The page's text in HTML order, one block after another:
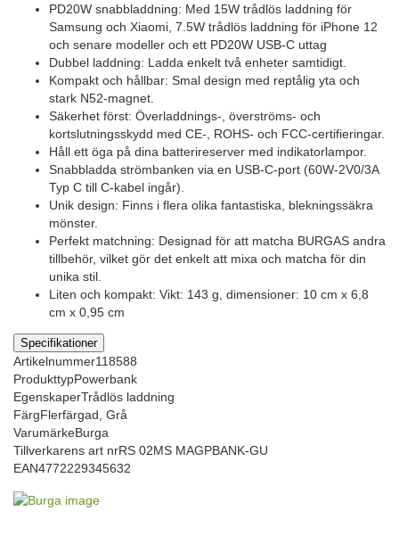
PD20W snabbladdning: Med 15W trådlös laddning för
Samsung och Xiaomi, 7.5W trådlös laddning för iPhone 12
och senare modeller och ett PD20W USB-C uttag
Dubbel laddning: Ladda enkelt två enheter samtidigt.
Kompakt och hållbar: Smal design med reptålig yta och
stark N52-magnet.
Säkerhet först: Överladdnings-, överströms- och
kortslutningsskydd med CE-, ROHS- och FCC-certifieringar.
Håll ett öga på dina batterireserver med indikatorlampor.
Snabbladda strömbanken via en USB-C-port (60W-2V0/3A
Typ C till C-kabel ingår).
Unik design: Finns i flera olika fantastiska, blekningssäkra
mönster.
Perfekt matchning: Designad för att matcha BURGAS andra
tillbehör, vilket gör det enkelt att mixa och matcha för din
unika stil.
Liten och kompakt: Vikt: 143 g, dimensioner: 10 cm x 6,8
cm x 0,95 cm
Specifikationer
Artikelnummer118588
ProdukttypPowerbank
EgenskaperTrådlös laddning
FärgFlerfärgad, Grå
VarumärkeBurga
Tillverkarens art nrRS 02MS MAGPBANK-GU
EAN4772229345632